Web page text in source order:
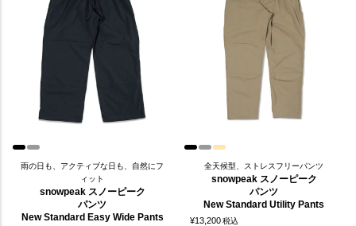
雨の日も、アクティブな日も、自然にフ
ィット
snowpeak スノーピーク
パンツ
New Standard Easy Wide Pants
全天候型、ストレスフリーパンツ
snowpeak スノーピーク
パンツ
New Standard Utility Pants
¥13,200税込